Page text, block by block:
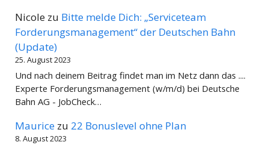
Nicole zu Bitte melde Dich: „Serviceteam
Forderungsmanagement“ der Deutschen Bahn
(Update)
25. August 2023
Und nach deinem Beitrag findet man im Netz dann das ....
Experte Forderungsmanagement (w/m/d) bei Deutsche
Bahn AG - JobCheck…
Maurice zu 22 Bonuslevel ohne Plan
8. August 2023